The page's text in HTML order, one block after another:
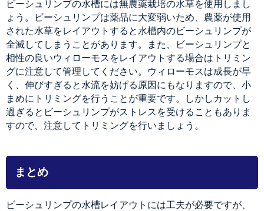
ビーシュリンプの水槽には無農薬栽培の水草を使用しまし
ょう。ビーシュリンプは薬品に大変弱いため、農薬が使用
された水草をレイアウトすると水槽内のビーシュリンプが
全滅してしまうことがあります。また、ビーシュリンプと
相性の良いウィローモスをレイアウトする場合はトリミン
グに注意して管理してください。ウィローモスは成長が早
く、伸びすぎると水流を妨げる原因にもなりますので、小
まめにトリミングを行うことが重要です。しかしカットし
過ぎるとビーシュリンプがストレスを受けることもありま
すので、注意してトリミングを行いましょう。
まとめ
ビーシュリンプの水槽レイアウトには工夫が必要ですが、